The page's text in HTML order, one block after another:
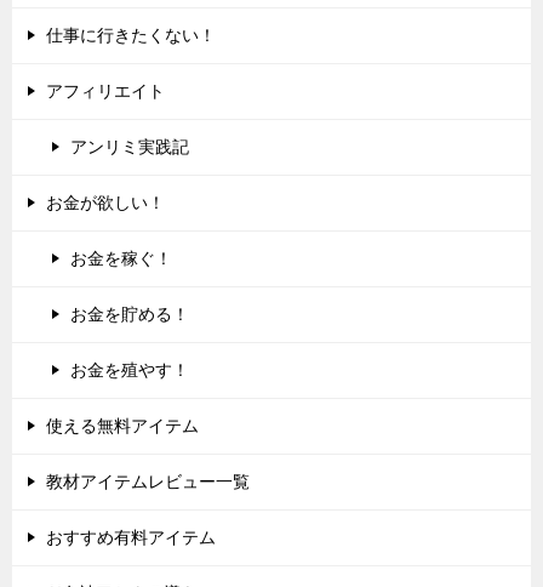
仕事に行きたくない！
アフィリエイト
アンリミ実践記
お金が欲しい！
お金を稼ぐ！
お金を貯める！
お金を殖やす！
使える無料アイテム
教材アイテムレビュー一覧
おすすめ有料アイテム